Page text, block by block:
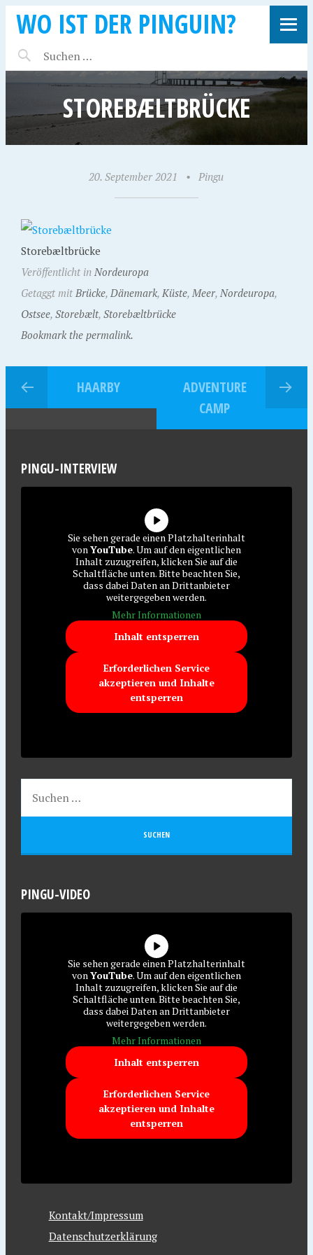
WO IST DER PINGUIN?
STOREBÆLTBRÜCKE
20. September 2021 • Pingu
Storebæltbrücke
Veröffentlicht in Nordeuropa
Getaggt mit Brücke, Dänemark, Küste, Meer, Nordeuropa,
Ostsee, Storebælt, Storebæltbrücke
Bookmark the permalink.
HAARBY
ADVENTURE
CAMP
PINGU-INTERVIEW
Sie sehen gerade einen Platzhalterinhalt
vonYouTube. Um auf den eigentlichen
Inhalt zuzugreifen, klicken Sie auf die
Schaltfläche unten. Bitte beachten Sie,
dass dabei Daten an Drittanbieter
weitergegeben werden.
Mehr Informationen
Inhalt entsperren
Erforderlichen Service
akzeptieren und Inhalte
entsperren
PINGU-VIDEO
Sie sehen gerade einen Platzhalterinhalt
vonYouTube. Um auf den eigentlichen
Inhalt zuzugreifen, klicken Sie auf die
Schaltfläche unten. Bitte beachten Sie,
dass dabei Daten an Drittanbieter
weitergegeben werden.
Mehr Informationen
Inhalt entsperren
Erforderlichen Service
akzeptieren und Inhalte
entsperren
Kontakt/Impressum
Datenschutzerklärung